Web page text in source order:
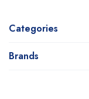
Categories
Brands